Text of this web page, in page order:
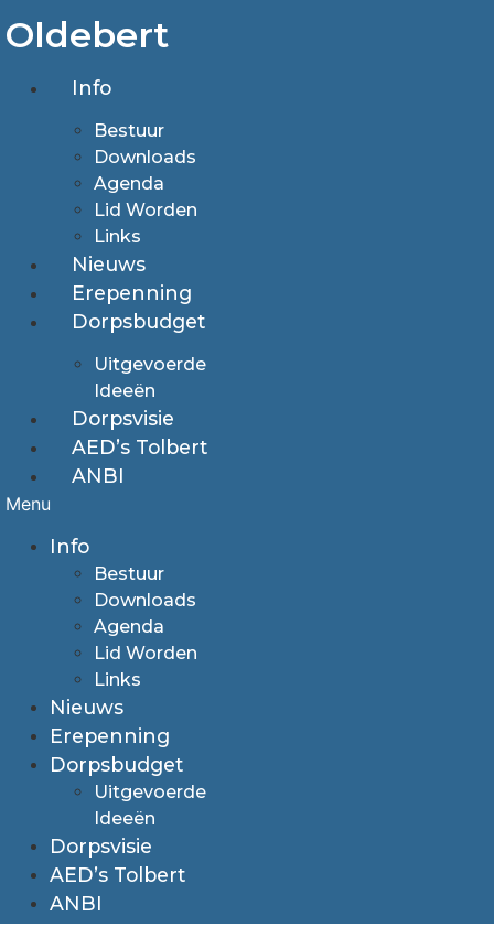
naar
inhoud
Oldebert
Info
Bestuur
Downloads
Agenda
Lid Worden
Links
Nieuws
Erepenning
Dorpsbudget
Uitgevoerde
Ideeën
Dorpsvisie
AED’s Tolbert
ANBI
Menu
Info
Bestuur
Downloads
Agenda
Lid Worden
Links
Nieuws
Erepenning
Dorpsbudget
Uitgevoerde
Ideeën
Dorpsvisie
AED’s Tolbert
ANBI